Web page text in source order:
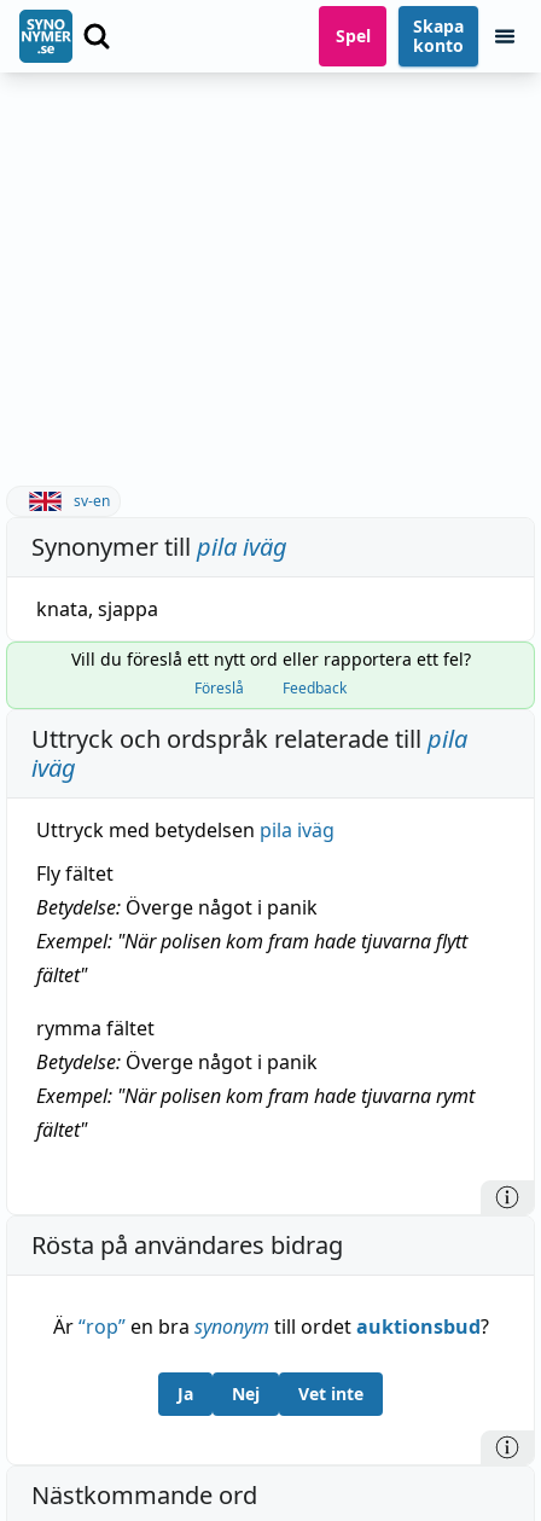
Spel
Skapa
konto
sv-en
Synonymer till pila iväg
knata, sjappa
Vill du föreslå ett nytt ord eller rapportera ett fel?
Föreslå Feedback
Uttryck och ordspråk relaterade till pila
iväg
Uttryck med betydelsen pila iväg
Fly fältet
Betydelse: Överge något i panik
Exempel: "När polisen kom fram hade tjuvarna flytt
fältet"
rymma fältet
Betydelse: Överge något i panik
Exempel: "När polisen kom fram hade tjuvarna rymt
fältet"
Rösta på användares bidrag
Är“rop”en bra synonym till ordetauktionsbud?
Ja Nej Vet inte
Nästkommande ord